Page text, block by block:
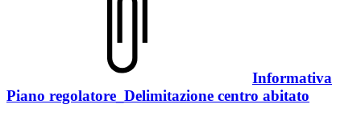
Informativa
Piano regolatore_Delimitazione centro abitato